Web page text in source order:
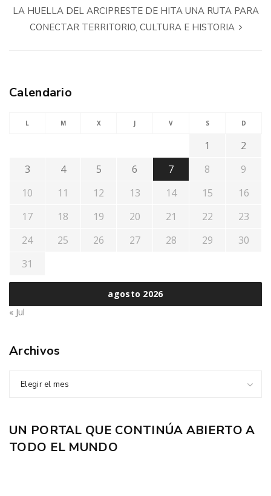
LA HUELLA DEL ARCIPRESTE DE HITA UNA RUTA PARA
CONECTAR TERRITORIO, CULTURA E HISTORIA
Calendario
agosto 2026
L M X J V S D
1
2
3
4 5 6 7 8
9
10
11 12 13 14 15
16
17
18 19 20 21 22
23
24
25 26 27 28 29
30
31
« Jul
Archivos
Elegir el mes
UN PORTAL QUE CONTINÚA ABIERTO A
TODO EL MUNDO